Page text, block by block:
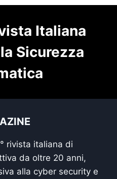
Italiana
Sicurezza
rivista italiana di
da oltre 20 anni,
alla cyber security e